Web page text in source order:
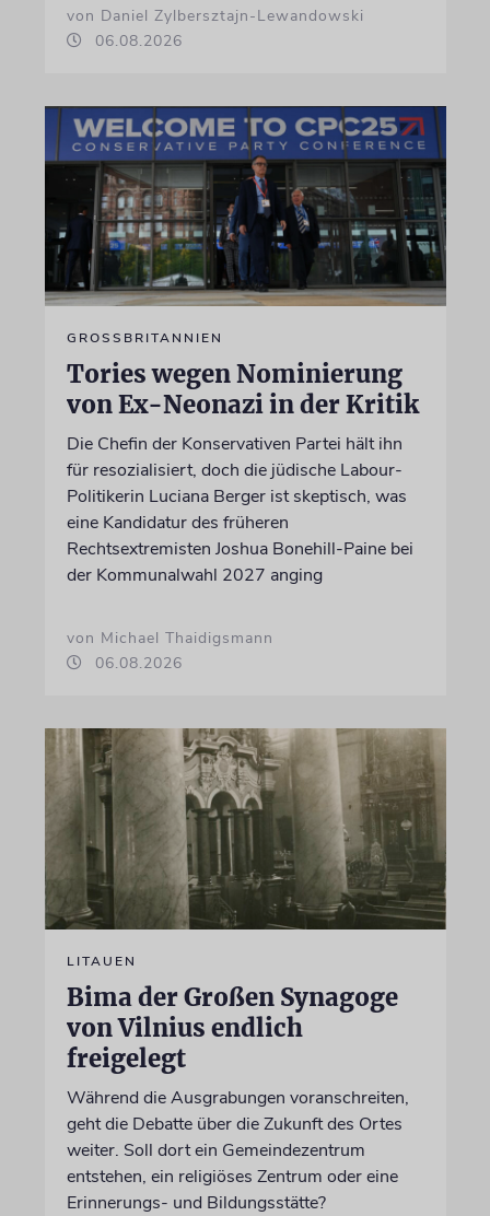
von Daniel Zylbersztajn-Lewandowski
06.08.2026
GROSSBRITANNIEN
Tories wegen Nominierung
von Ex-Neonazi in der Kritik
Die Chefin der Konservativen Partei hält ihn
für resozialisiert, doch die jüdische Labour-
Politikerin Luciana Berger ist skeptisch, was
eine Kandidatur des früheren
Rechtsextremisten Joshua Bonehill-Paine bei
der Kommunalwahl 2027 anging
von Michael Thaidigsmann
06.08.2026
LITAUEN
Bima der Großen Synagoge
von Vilnius endlich
freigelegt
Während die Ausgrabungen voranschreiten,
geht die Debatte über die Zukunft des Ortes
weiter. Soll dort ein Gemeindezentrum
entstehen, ein religiöses Zentrum oder eine
Erinnerungs- und Bildungsstätte?